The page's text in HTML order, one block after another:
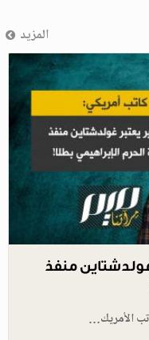
المزيد
منفذ
الأمريك…